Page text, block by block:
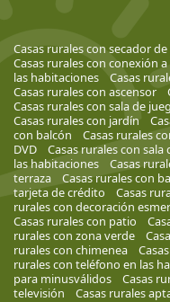
Casas rurales con secador
Casas rurales con conexión
las habitaciones
Casas
Casas rurales con ascensor
Casas rurales con sala de
Casas rurales con jardín
con balcón
Casas rurales
DVD
Casas rurales con
las habitaciones
Casas
terraza
Casas rurales con
tarjeta de crédito
Casas
rurales con decoración
Casas rurales con patio
rurales con zona verde
rurales con chimenea
rurales con teléfono en las
para minusválidos
Casas
televisión
Casas rurales